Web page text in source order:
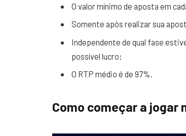
O valor mínimo de aposta em
Somente após realizar sua
Independente de qual fase
possível lucro;
O RTP médio é de 97%.
Como começar a jogar